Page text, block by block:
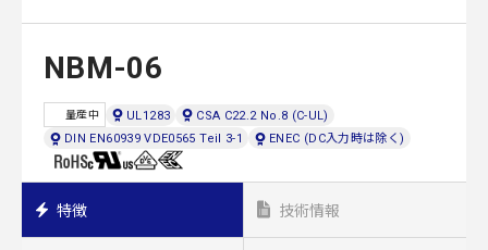
NBM-06
量産中 UL1283
CSA C22.2 No.8 (C-UL)
DIN EN60939 VDE0565 Teil 3-1
ENEC (DC入力時は除く)
特徴 技術情報